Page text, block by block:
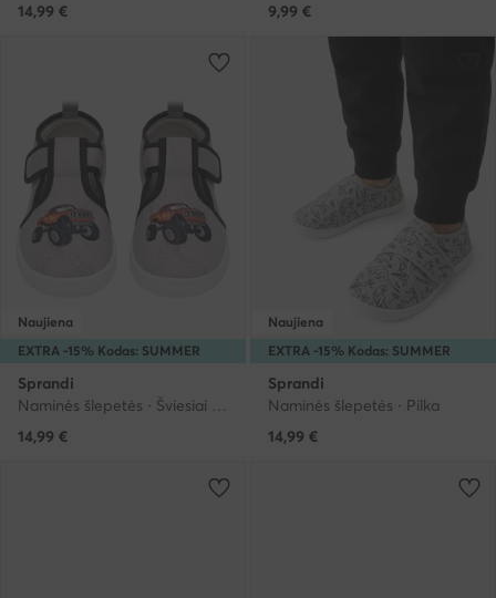
14,99 €
9,99 €
EXTRA -15% Kodas: SUMMER
Naujiena
Sprandi
Naminės šlepetės · Šviesiai pilka
14,99 €
EXTRA -15% Kodas: SUMMER
Naujiena
Sprandi
Naminės šlepetės · Pilka
14,99 €